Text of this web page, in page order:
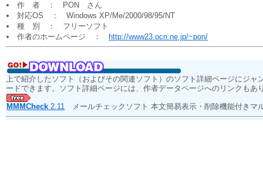
作 者 ： PON さん
対応OS ： Windows XP/Me/2000/98/95/NT
種 別 ： フリーソフト
作者のホームページ ：
http://www23.ocn.ne.jp/~pon/
上で紹介したソフト（およびその関連ソフト）のソフト詳細ページにジ
ードできます。ソフト詳細ページには、作者データページへのリンクもあ
MMMCheck 2.11 メールチェックソフト 本文簡易表示・削除機能付き